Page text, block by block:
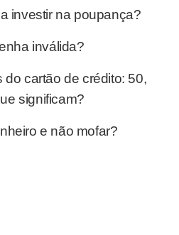
investir na poupança?
inválida?
do cartão de crédito: 50,
significam?
e não mofar?